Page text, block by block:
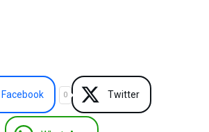
Facebook 0 Twitter